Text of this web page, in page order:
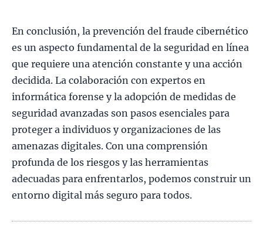
En conclusión, la prevención del fraude cibernético
es un aspecto fundamental de la seguridad en línea
que requiere una atención constante y una acción
decidida. La colaboración con expertos en
informática forense y la adopción de medidas de
seguridad avanzadas son pasos esenciales para
proteger a individuos y organizaciones de las
amenazas digitales. Con una comprensión
profunda de los riesgos y las herramientas
adecuadas para enfrentarlos, podemos construir un
entorno digital más seguro para todos.